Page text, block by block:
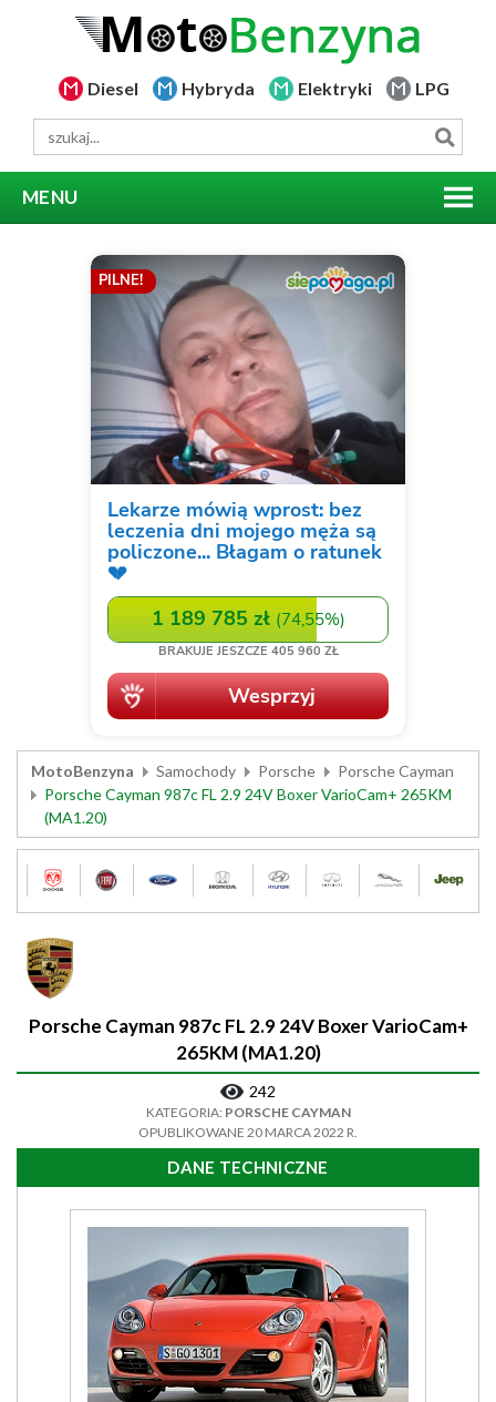
Diesel Hybryda Elektryki LPG
MENU
MotoBenzyna Samochody Porsche
Porsche Cayman
Porsche Cayman 987c FL 2.9 24V Boxer VarioCam+ 265KM
(MA1.20)
Porsche Cayman 987c FL 2.9 24V Boxer VarioCam+
265KM (MA1.20)
242
KATEGORIA: PORSCHE CAYMAN
OPUBLIKOWANE 20 MARCA 2022 R.
DANE TECHNICZNE